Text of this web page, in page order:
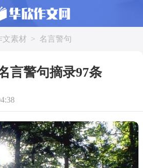
文素材 > 名言警句
言警句摘录97条